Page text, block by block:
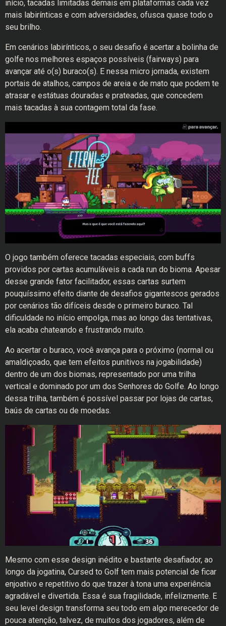
início, tacadas limitadas demais em plataformas cada vez
mais labirínticas e com adversidades, ofusca quase todo o
seu brilho.
Em cenários labirínticos, o seu desafio é acertar a bolinha de
golfe nos melhores espaços possíveis (fairways) para
avançar até o(s) buraco(s). E nessa micro jornada, existem
portais de atalhos, campos de areia e de mato que podem te
atrasar e estátuas douradas e prateadas, que concedem
mais tacadas à sua contagem total da fase.
O jogo também oferece tacadas especiais, com buffs
providos por cartas acumuláveis a cada run do bioma. Apesar
desse grande fator facilitador, essas cartas surtem
pouquíssimo efeito diante de desafios gigantescos gerados
por cenários tão difíceis desde o primeiro buraco. Tal
dificuldade no início empolga, mas ao longo das tentativas,
ela acaba chateando e frustrando muito.
Ao acertar o buraco, você avança para o próximo (normal ou
amaldiçoado, que tem efeitos punitivos na jogabilidade)
dentro de um dos biomas, representado por uma trilha
vertical e dominado por um dos Senhores do Golfe. Ao longo
dessa trilha, também é possível passar por lojas de cartas,
baús de cartas ou de moedas.
Mesmo com esse design inédito e bastante desafiador, ao
longo da jogatina, Cursed to Golf tem mais potencial de ficar
enjoativo e repetitivo do que trazer à tona uma experiência
agradável e divertida. Essa é sua fragilidade, infelizmente. E
seu level design transforma seu todo em algo merecedor de
pouca atenção, talvez, de muitos dos jogadores, além de